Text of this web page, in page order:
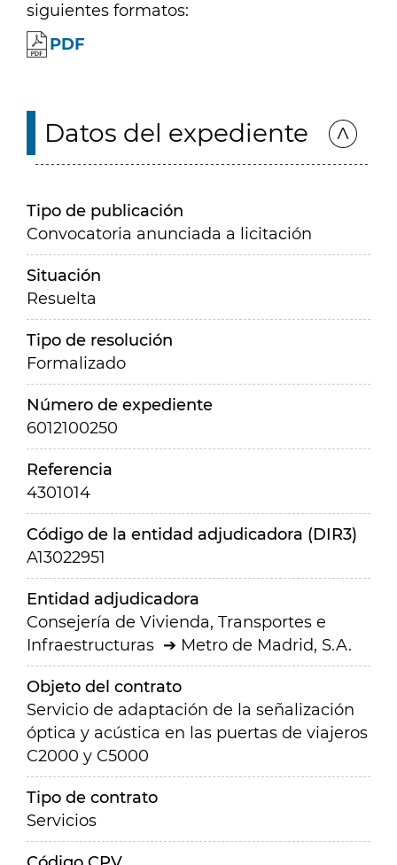
siguientes formatos:
PDF
Datos del expediente
Tipo de publicación
Convocatoria anunciada a licitación
Situación
Resuelta
Tipo de resolución
Formalizado
Número de expediente
6012100250
Referencia
4301014
Código de la entidad adjudicadora (DIR3)
A13022951
Entidad adjudicadora
Consejería de Vivienda, Transportes e
Infraestructuras
Metro de Madrid, S.A.
Objeto del contrato
Servicio de adaptación de la señalización
óptica y acústica en las puertas de viajeros
C2000 y C5000
Tipo de contrato
Servicios